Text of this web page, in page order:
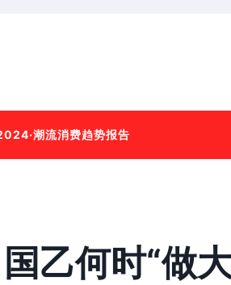
潮流消费趋势报告
乙何时“做